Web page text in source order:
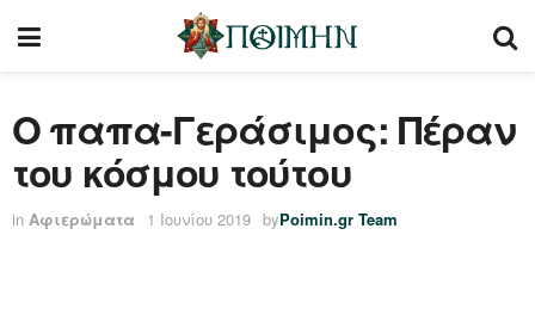
Ο παπα-Γεράσιμος: Πέραν
του κόσμου τούτου
in Αφιερώματα 1 Ιουνίου 2019 byPoimin.gr Team